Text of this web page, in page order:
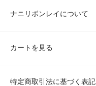
ナニリボンレイについて
カートを見る
特定商取引法に基づく表記